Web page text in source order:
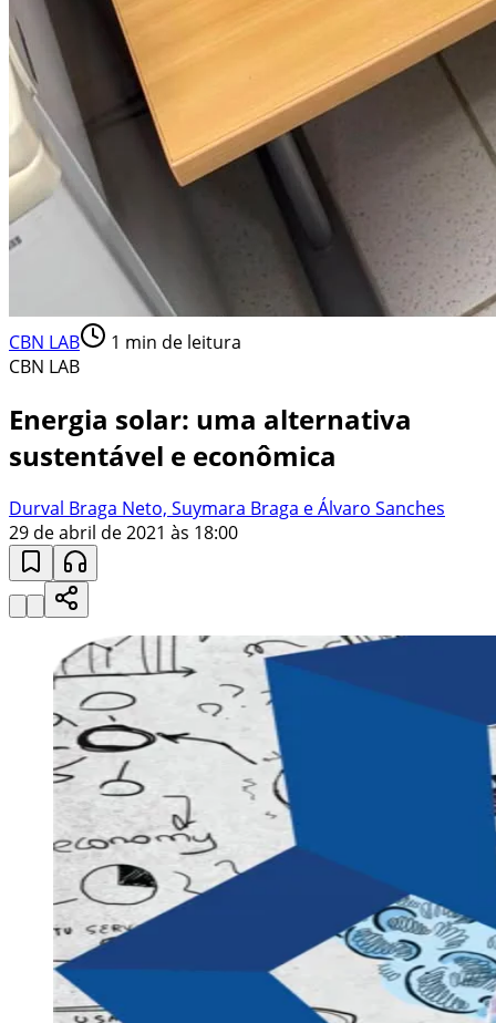
CBN LAB 1 min de leitura
CBN LAB
Energia solar: uma alternativa
sustentável e econômica
Durval Braga Neto, Suymara Braga e Álvaro Sanches
29 de abril de 2021 às 18:00